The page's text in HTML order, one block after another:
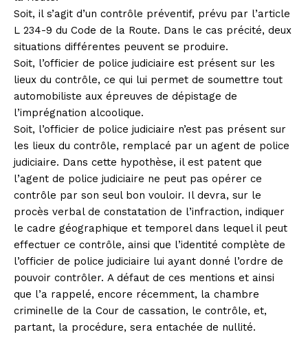
Soit, il s’agit d’un contrôle préventif, prévu par l’article
L 234-9 du Code de la Route. Dans le cas précité, deux
situations différentes peuvent se produire.
Soit, l’officier de police judiciaire est présent sur les
lieux du contrôle, ce qui lui permet de soumettre tout
automobiliste aux épreuves de dépistage de
l’imprégnation alcoolique.
Soit, l’officier de police judiciaire n’est pas présent sur
les lieux du contrôle, remplacé par un agent de police
judiciaire. Dans cette hypothèse, il est patent que
l’agent de police judiciaire ne peut pas opérer ce
contrôle par son seul bon vouloir. Il devra, sur le
procès verbal de constatation de l’infraction, indiquer
le cadre géographique et temporel dans lequel il peut
effectuer ce contrôle, ainsi que l’identité complète de
l’officier de police judiciaire lui ayant donné l’ordre de
pouvoir contrôler. A défaut de ces mentions et ainsi
que l’a rappelé, encore récemment, la chambre
criminelle de la Cour de cassation, le contrôle, et,
partant, la procédure, sera entachée de nullité.